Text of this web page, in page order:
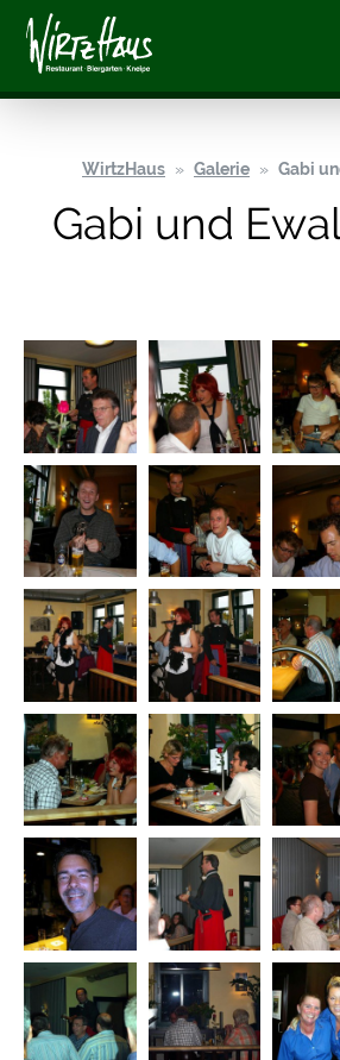
WirtzHaus Galerie Gabi
Gabi und